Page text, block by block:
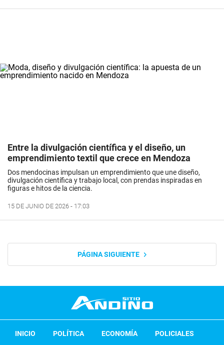
Entre la divulgación científica y el diseño, un
emprendimiento textil que crece en Mendoza
Dos mendocinas impulsan un emprendimiento que une diseño,
divulgación científica y trabajo local, con prendas inspiradas en
figuras e hitos de la ciencia.
15 DE JUNIO DE 2026 - 17:03
PÁGINA SIGUIENTE
INICIO POLÍTICA ECONOMÍA
POLICIALES